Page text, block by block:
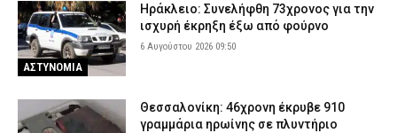
ΑΣΤΥΝΟΜΙΑ
Ηράκλειο: Συνελήφθη 73χρονος για την
ισχυρή έκρηξη έξω από φούρνο
6 Αυγούστου 2026 09:50
Θεσσαλονίκη: 46χρονη έκρυβε 910
γραμμάρια ηρωίνης σε πλυντήριο